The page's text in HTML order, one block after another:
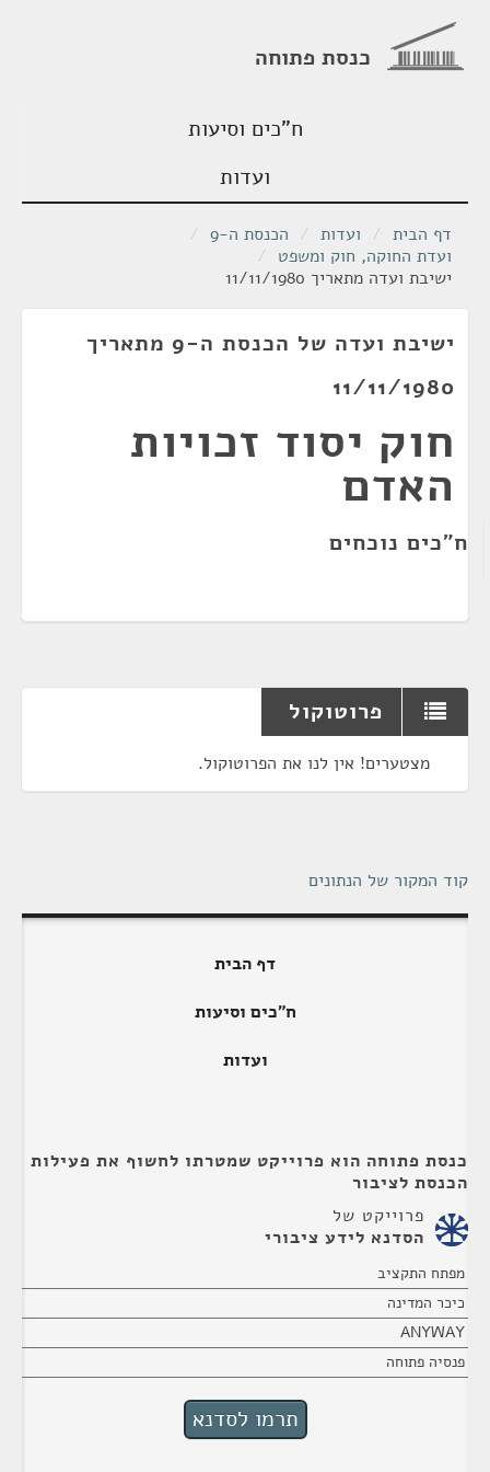
כנסת פתוחה
ח"כים וסיעות
ועדות
דף הבית / ועדות / הכנסת ה-9
/
ועדת החוקה, חוק ומשפט /
ישיבת ועדה מתאריך 11/11/1980
ישיבת ועדה של הכנסת ה-9 מתאריך
11/11/1980
חוק יסוד זכויות
האדם
ח"כים נוכחים
פרוטוקול
מצטערים! אין לנו את הפרוטוקול.
קוד המקור של הנתונים
דף הבית
ח"כים וסיעות
ועדות
כנסת פתוחה הוא פרוייקט שמטרתו לחשוף את פעילות
הכנסת לציבור
פרוייקט של
הסדנא לידע ציבורי
מפתח התקציב
כיכר המדינה
ANYWAY
פנסיה פתוחה